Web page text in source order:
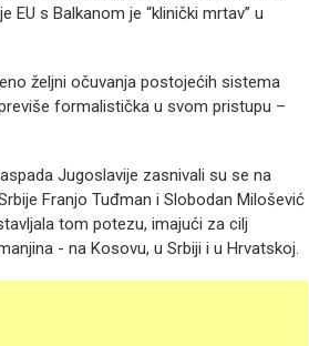
s Balkanom je “klinički mrtav” u
željni očuvanja postojećih sistema
formalistička u svom pristupu –
Jugoslavije zasnivali su se na
Franjo Tuđman i Slobodan Milošević
tom potezu, imajući za cilj
- na Kosovu, u Srbiji i u Hrvatskoj.